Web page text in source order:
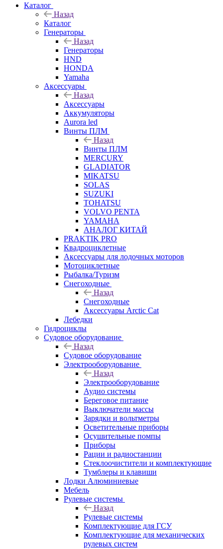
Каталог
Назад
Каталог
Генераторы
Назад
Генераторы
HND
HONDA
Yamaha
Аксессуары
Назад
Аксессуары
Аккумуляторы
Aurora led
Винты ПЛМ
Назад
Винты ПЛМ
MERCURY
GLADIATOR
MIKATSU
SOLAS
SUZUKI
TOHATSU
VOLVO PENTA
YAMAHA
АНАЛОГ КИТАЙ
PRAKTIK PRO
Квадроциклетные
Аксессуары для лодочных моторов
Мотоциклетные
Рыбалка/Туризм
Снегоходные
Назад
Снегоходные
Аксессуары Arctic Cat
Лебедки
Гидроциклы
Судовое оборудование
Назад
Судовое оборудование
Электрооборудование
Назад
Электрооборудование
Аудио системы
Береговое питание
Выключатели массы
Зарядки и вольтметры
Осветительные приборы
Осушительные помпы
Приборы
Рации и радиостанции
Стеклоочистители и комплектующие
Тумблеры и клавиши
Лодки Алюминиевые
Мебель
Рулевые системы
Назад
Рулевые системы
Комплектующие для ГСУ
Комплектующие для механических
рулевых систем